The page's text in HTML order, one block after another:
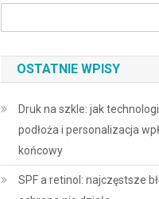
OSTATNIE WPISY
Druk na szkle: jak
podłoża i personalizacja
końcowy
SPF a retinol: najczęstsze